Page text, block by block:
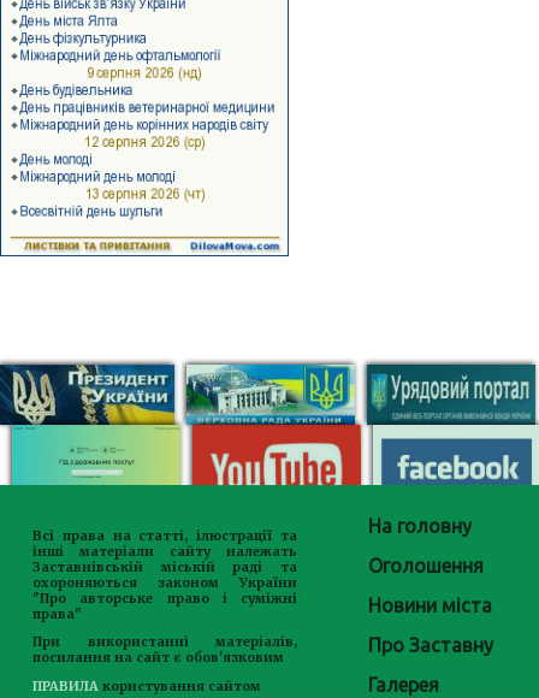
Всі права на статті, ілюстрації та
інші матеріали сайту належать
Заставнівській міській раді та
охороняються законом України
"Про авторське право і суміжні
права"
При використанні матеріалів,
посилання на сайт є обов'язковим
ПРАВИЛА користування сайтом
На головну
Оголошення
Новини міста
Про Заставну
Галерея